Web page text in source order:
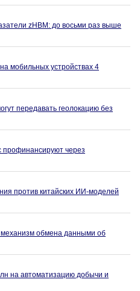
zHBM: до восьми раз выше
мобильных устройствах 4
передавать геолокацию без
профинансируют через
против китайских ИИ-моделей
обмена данными об
на автоматизацию добычи и